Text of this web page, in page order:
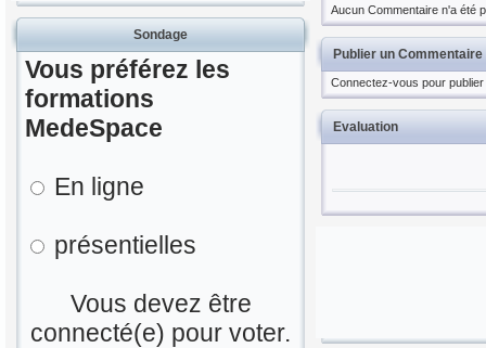
Sondage
Vous préférez les
formations
MedeSpace
En ligne
présentielles
Vous devez être
connecté(e) pour voter.
Aucun Commentaire n'a été
Publier un Commentaire
Connectez-vous pour
Evaluation